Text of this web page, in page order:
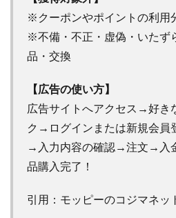
イン
元
率）
【おす
すめラ
ンキン
グ/お
すすめ
度】コ
気（コ
※クーポンやポイントの利用
※不備・不正・虚偽・いたず
品・交換
【広告の使い方】
広告サイトへアクセス→好き
ク→ログインまたは新規会員
→入力内容の確認→注文→入
品購入完了！
引用：モッピーのコジマネッ